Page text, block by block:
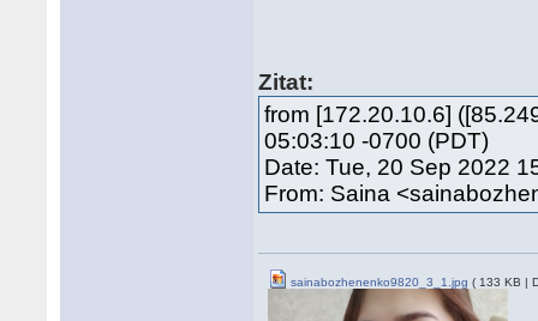
Zitat:
from [172.20.10.6]
05:03:10 -0700 (PDT)
Date: Tue, 20 Sep 2022
From: Saina
sainabozhenenko9820_3_1.jpg ( 133 KB |